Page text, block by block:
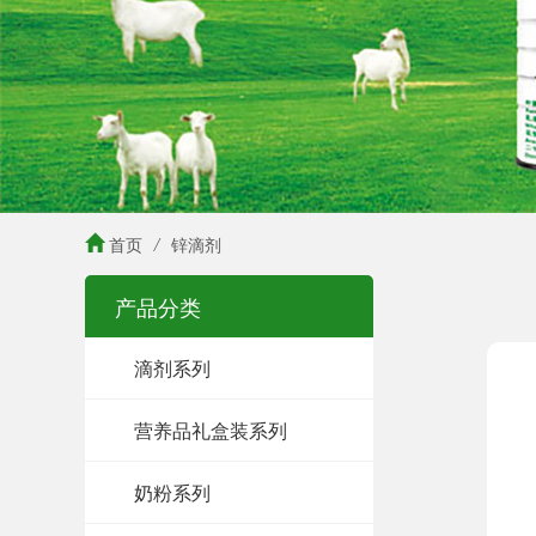
首页 / 锌滴剂
产品分类
滴剂系列
营养品礼盒装系列
奶粉系列